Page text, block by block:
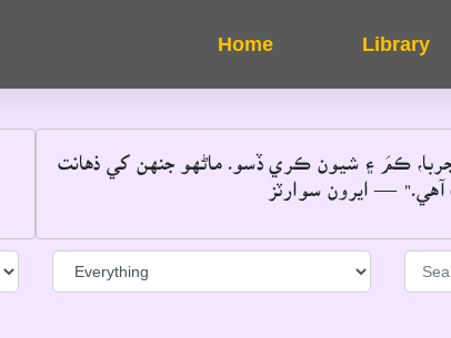
ڪمَ ۽ شيون ڪري ڏسو۔ ماڻهو جنهن کي ذهانت
آهي۔" ― ايرون سوارٽز